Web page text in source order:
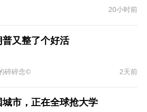
20小时前
普又整了个好活
碎碎念© 2天前
城市，正在全球抢大学